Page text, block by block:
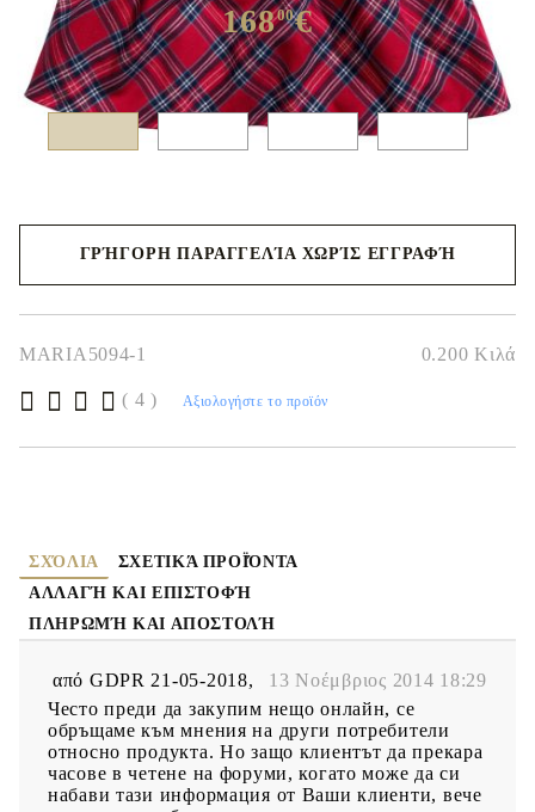
16800€
ΓΡΉΓΟΡΗ ΠΑΡΑΓΓΕΛΊΑ ΧΩΡΊΣ ΕΓΓΡΑΦΉ
MARIA5094-1 0.200 Κιλά
( 4 ) Αξιολογήστε το προϊόν
ΣΧΌΛΙΑ
ΣΧΕΤΙΚΆ ΠΡΟΪΌΝΤΑ
ΑΛΛΑΓΉ ΚΑΙ ΕΠΙΣΤΟΦΉ
ΠΛΗΡΩΜΉ ΚΑΙ ΑΠΟΣΤΟΛΉ
από GDPR 21-05-2018,
13 Νοέμβριος 2014 18:29
Често преди да закупим нещо онлайн, се
обръщаме към мнения на други потребители
относно продукта. Но защо клиентът да прекара
часове в четене на форуми, когато може да си
набави тази информация от Ваши клиенти, вече